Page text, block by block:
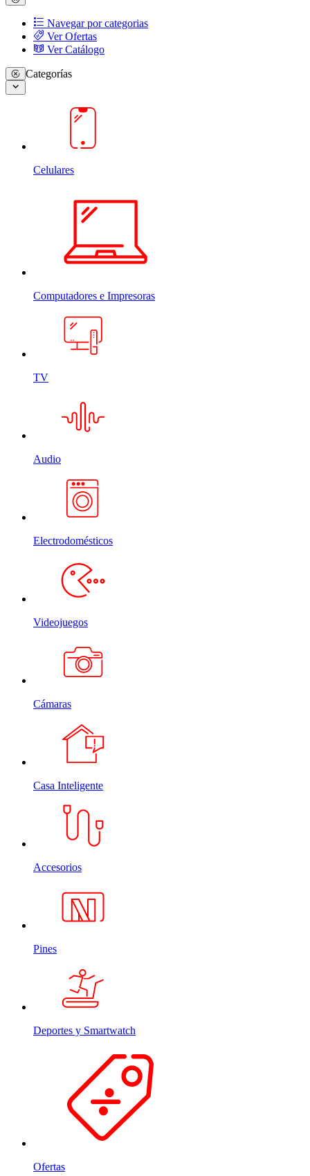
Navegar por categorias
Ver Ofertas
Ver Catálogo
Categorías
Celulares
Computadores e Impresoras
TV
Audio
Electrodomésticos
Videojuegos
Cámaras
Casa Inteligente
Accesorios
Pines
Deportes y Smartwatch
Ofertas